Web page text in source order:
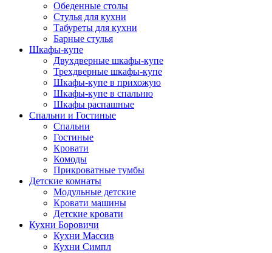
Обеденные столы
Стулья для кухни
Табуреты для кухни
Барные стулья
Шкафы-купе
Двухдверные шкафы-купе
Трехдверные шкафы-купе
Шкафы-купе в прихожую
Шкафы-купе в спальню
Шкафы распашные
Спальни и Гостиные
Спальни
Гостиные
Кровати
Комоды
Прикроватные тумбы
Детские комнаты
Модульные детские
Кровати машины
Детские кровати
Кухни Боровичи
Кухни Массив
Кухни Симпл